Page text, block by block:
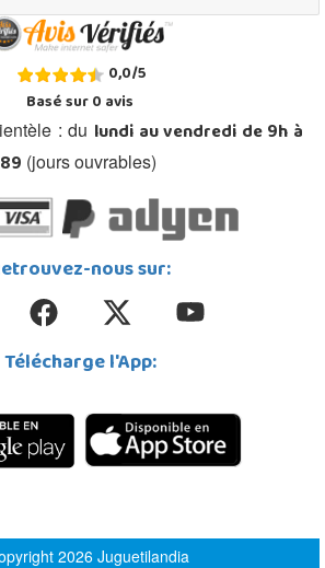
0,0/5
Basé sur0avis
: du lundi au vendredi de 9h à
(jours ouvrables)
nous sur:
Télécharge l'App:
2026 Juguetilandia